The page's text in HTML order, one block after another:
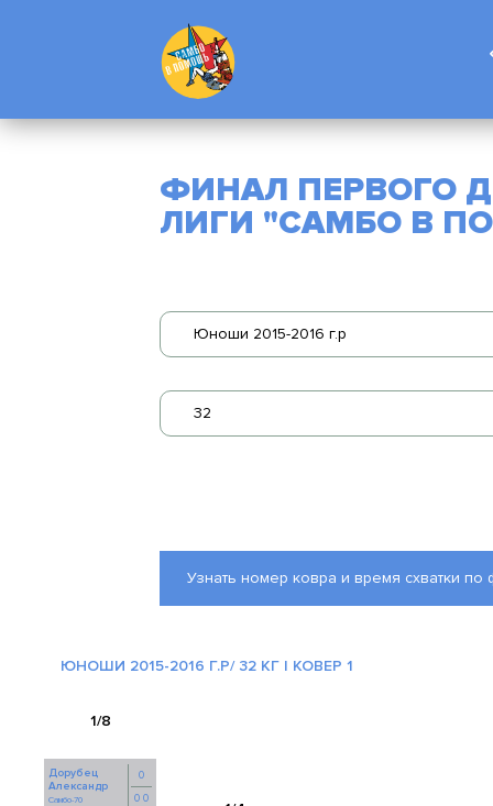
ФИНАЛ ПЕРВОГО
ЛИГИ "САМБО В
Юноши 2015-2016 г.р
32
Узнать номер ковра и время схватки по
ЮНОШИ 2015-2016 Г.Р/ 32 КГ | КОВЕР 1
Дорубец
Александр
Самбо-70
0
0 0